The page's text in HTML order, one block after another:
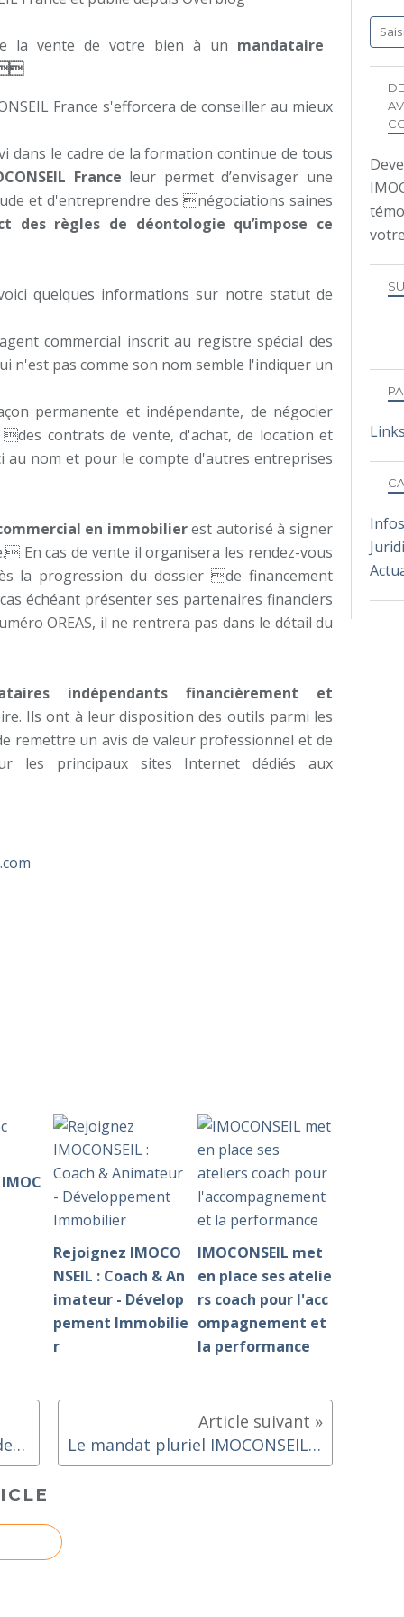
la vente de votre bien à un mandataire
France s'efforcera de conseiller au mieux
dans le cadre de la formation continue de tous
France leur permet d’envisager une
et d'entreprendre des négociations saines
des règles de déontologie qu’impose ce
quelques informations sur notre statut de
commercial inscrit au registre spécial des
n'est pas comme son nom semble l'indiquer un
permanente et indépendante, de négocier
contrats de vente, d'achat, de location et
au nom et pour le compte d'autres entreprises
en immobilierest autorisé à signer
En cas de vente il organisera les rendez-vous
la progression du dossier de financement
échéant présenter ses partenaires financiers
OREAS, il ne rentrera pas dans le détail du
indépendants financièrement et
Ils ont à leur disposition des outils parmi les
remettre un avis de valeur professionnel et de
les principaux sites Internet dédiés aux
Rejoignez IMOCO
NSEIL : Coach & An
imateur - Dévelop
pement Immobilie
r
IMOCONSEIL met
en place ses atelie
rs coach pour l'acc
ompagnement et
la performance
Le mandat, de l'importance des infos precontractuelles Le mandat pluriel IMOCONSEIL France l'accélérateur de mandats exclusifs